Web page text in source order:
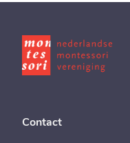
Contact